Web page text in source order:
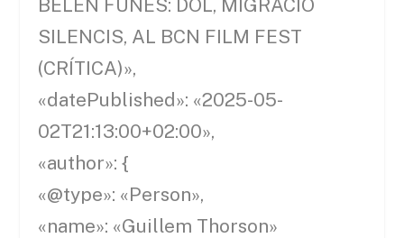
BELÉN FUNES: DOL, MIGRACIÓ
SILENCIS, AL BCN FILM FEST
(CRÍTICA)»,
«datePublished»: «2025-05-
02T21:13:00+02:00»,
«author»: {
«@type»: «Person»,
«name»: «Guillem Thorson»